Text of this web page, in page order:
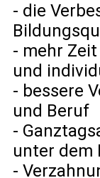
- die
- mehr
und
- bessere
und Beruf
-
unter dem
-